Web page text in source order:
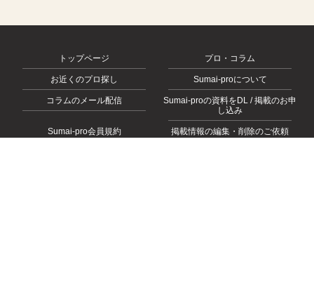
トップページ プロ・コラム
お近くのプロ探し Sumai-proについて
コラムのメール配信
Sumai-proの資料をDL / 掲載のお申
し込み
Sumai-pro会員規約 掲載情報の編集・削除のご依頼